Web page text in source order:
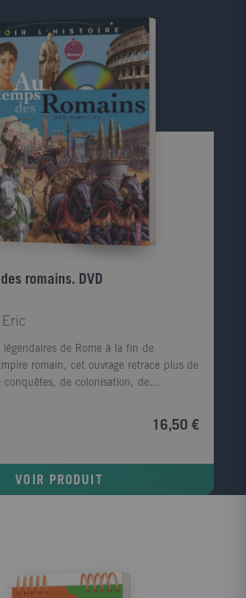
romains. DVD
légendaires de Rome à la fin de
romain, cet ouvrage retrace plus de
conquêtes, de colonisation, de
nous livre tous ses secrets: ses dieux,
grands hommes, sa vie quotidienne,
coeur de cette grande civilisation! Voir
historiques qui ont bouleversé le monde.
reconstitués, on suit les aventures
Verus, esclave dans les carrières
16,50 €
VOIR PRODUIT